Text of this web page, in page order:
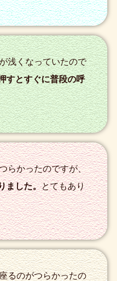
浅くなっていたので
すとすぐに普段の呼
らかったのですが、
ました。とてもあり
るのがつらかったの